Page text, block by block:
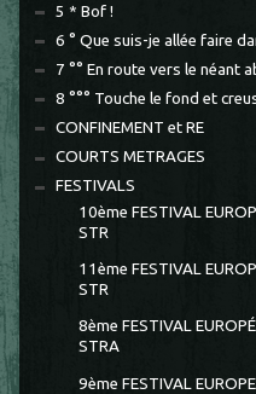
5 * Bof !
6 ° Que suis-je allée faire
7 °° En route vers le néant
8 °°° Touche le fond et
CONFINEMENT et RE
COURTS METRAGES
FESTIVALS
10ème FESTIVAL
STR
11ème FESTIVAL
STR
8ème FESTIVAL
STRA
9ème FESTIVAL